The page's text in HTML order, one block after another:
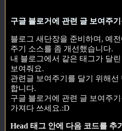
구글 블로거에 관련 글 보여주
블로그 새단장을 준비하며, 예
주기 소스를 좀 개선했습니다.
내 블로그에서 같은 태그가 달
보여줘요.
관련글 보여주기를 달기 위해
합니다.
구글 블로거에 관련 글 보여주
가져다 쓰세요.:D
Head 태그 안에 다음 코드를 추